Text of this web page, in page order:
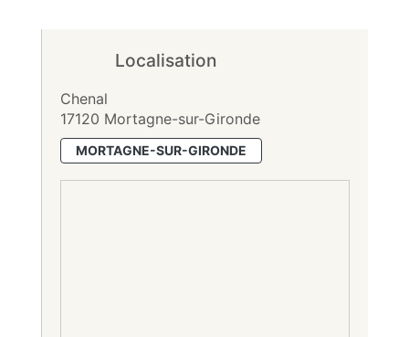
Localisation
Chenal
17120 Mortagne-sur-Gironde
MORTAGNE-SUR-GIRONDE